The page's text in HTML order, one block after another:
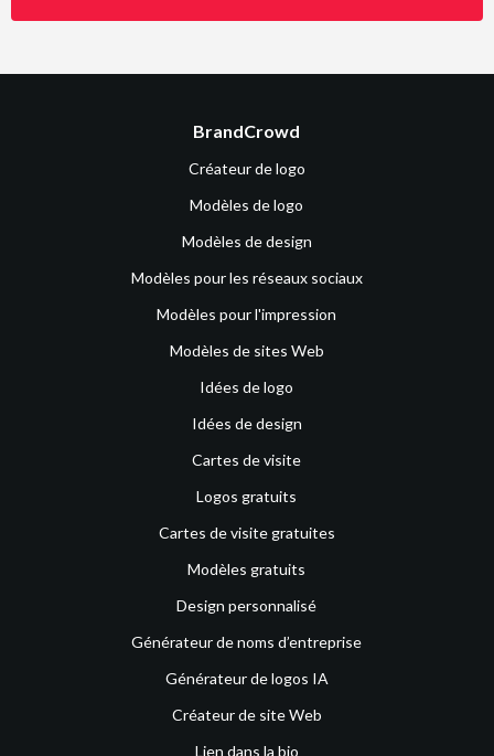
BrandCrowd
Créateur de logo
Modèles de logo
Modèles de design
Modèles pour les réseaux sociaux
Modèles pour l'impression
Modèles de sites Web
Idées de logo
Idées de design
Cartes de visite
Logos gratuits
Cartes de visite gratuites
Modèles gratuits
Design personnalisé
Générateur de noms d’entreprise
Générateur de logos IA
Créateur de site Web
Lien dans la bio